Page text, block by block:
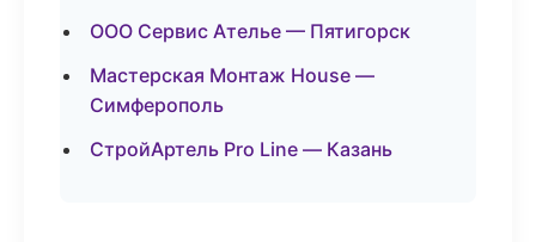
ООО Сервис Ателье — Пятигорск
Мастерская Монтаж House —
Симферополь
СтройАртель Pro Line — Казань